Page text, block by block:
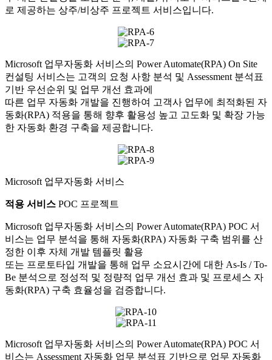
로 제공하는 상주/비상주 프로젝트 서비스입니다.
Microsoft 업무자동화 서비스의 Power Automate(RPA) On Site
컨설팅 서비스는 고객의 요청 사항 분석 및 Assessment 분석표
기반 우선순위 및 업무 개선 효과에
따른 업무 자동화 개발을 진행하여 고객사 업무에 최적화된 자
동화(RPA) 적용을 통해 향후 활용성 높고 고도화 및 확장 가능
한 자동화 환경 구축을 제공합니다.
Microsoft 업무자동화 서비스
적용 서비스 POC 프로젝트
Microsoft 업무자동화 서비스의 Power Automate(RPA) POC 서
비스는 업무 분석을 통해 자동화(RPA) 자동화 구축 범위를 산
정한 이후 자체 개발 템플릿 활용
또는 프로토타입 개발을 통해 업무 소요시간에 대한 As-Is / To-
Be 분석으로 정성적 및 정량적 업무 개선 효과 및 프로세스 자
동화(RPA) 구축 효율성을 검증합니다.
Microsoft 업무자동화 서비스의 Power Automate(RPA) POC 서
비스는 Assessment 자동화 업무 분석표 기반으로 업무 자동화